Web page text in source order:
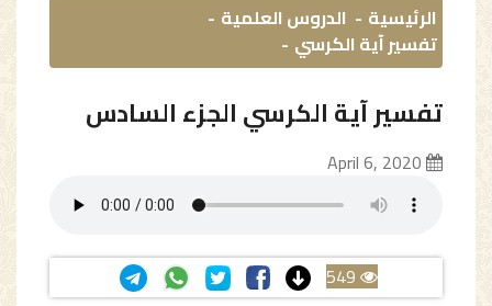
الرئيسية
الدروس العلمية
تفسير آية الكرسي
تفسير آية الكرسي الجزء السادس